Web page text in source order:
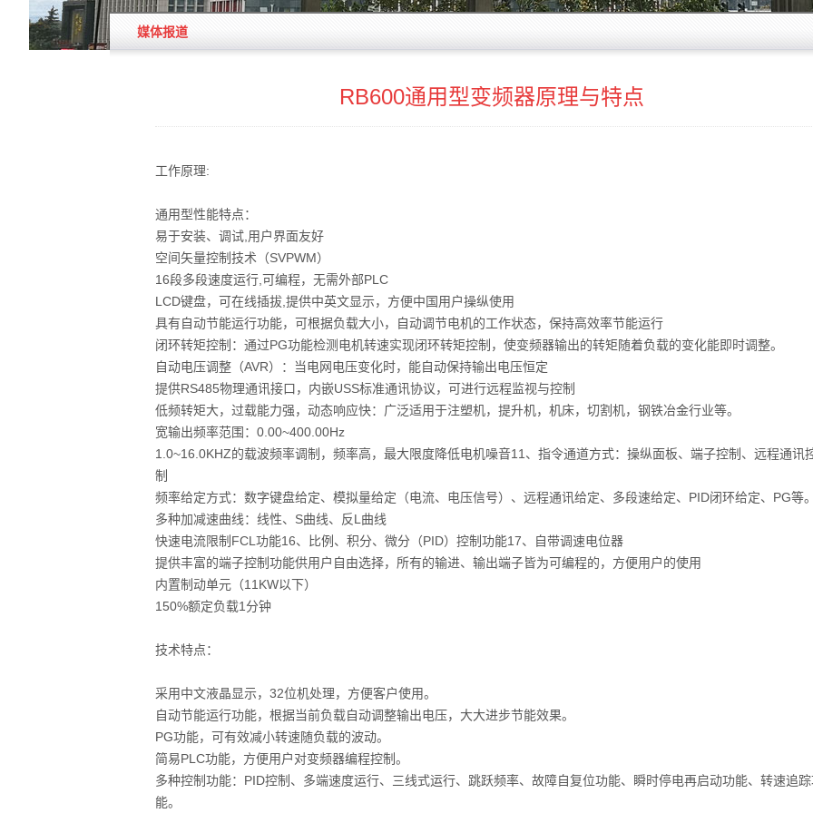
媒体报道
RB600通用型变频器原理与特点
工作原理:
通用型性能特点：
易于安装、调试,用户界面友好
空间矢量控制技术（SVPWM）
16段多段速度运行,可编程，无需外部PLC
LCD键盘，可在线插拔,提供中英文显示，方便中国用户操纵使用
具有自动节能运行功能，可根据负载大小，自动调节电机的工作状态，保持高效率节能运行
闭环转矩控制：通过PG功能检测电机转速实现闭环转矩控制，使变频器输出的转矩随着负载的变化能即时调整。
自动电压调整（AVR）：当电网电压变化时，能自动保持输出电压恒定
提供RS485物理通讯接口，内嵌USS标准通讯协议，可进行远程监视与控制
低频转矩大，过载能力强，动态响应快：广泛适用于注塑机，提升机，机床，切割机，钢铁冶金行业等。
宽输出频率范围：0.00~400.00Hz
1.0~16.0KHZ的载波频率调制，频率高，最大限度降低电机噪音11、指令通道方式：操纵面板、端子控制、远程通讯
制
频率给定方式：数字键盘给定、模拟量给定（电流、电压信号）、远程通讯给定、多段速给定、PID闭环给定、PG等。
多种加减速曲线：线性、S曲线、反L曲线
快速电流限制FCL功能16、比例、积分、微分（PID）控制功能17、自带调速电位器
提供丰富的端子控制功能供用户自由选择，所有的输进、输出端子皆为可编程的，方便用户的使用
内置制动单元（11KW以下）
150%额定负载1分钟
技术特点：
采用中文液晶显示，32位机处理，方便客户使用。
自动节能运行功能，根据当前负载自动调整输出电压，大大进步节能效果。
PG功能，可有效减小转速随负载的波动。
简易PLC功能，方便用户对变频器编程控制。
多种控制功能：PID控制、多端速度运行、三线式运行、跳跃频率、故障自复位功能、瞬时停电再启动功能、转速追
能。